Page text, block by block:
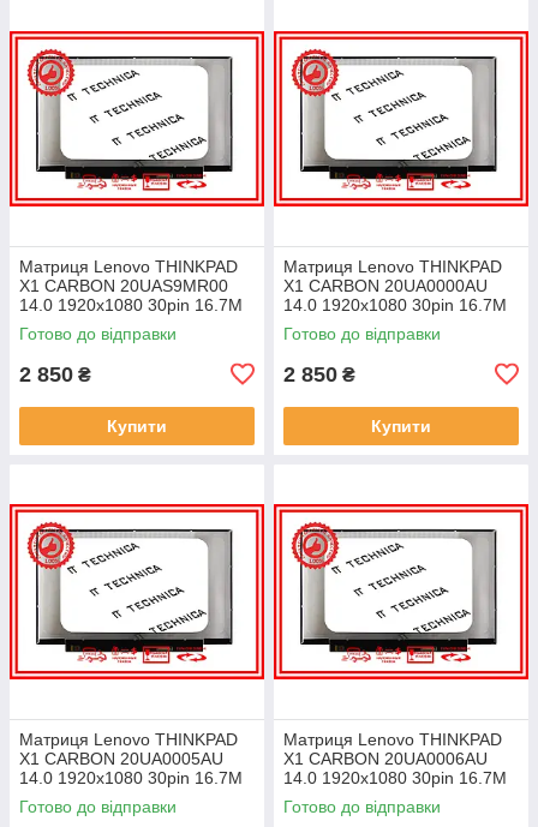
Матриця Lenovo THINKPAD
X1 CARBON 20UAS9MR00
14.0 1920x1080 30pin 16.7M
45% NTSC 300 cd/m² для
ноутбука
Готово до відправки
2 850 ₴
Купити
Матриця Lenovo THINKPAD
X1 CARBON 20UA0000AU
14.0 1920x1080 30pin 16.7M
45% NTSC 300 cd/m² для
ноутбука
Готово до відправки
2 850 ₴
Купити
Матриця Lenovo THINKPAD
X1 CARBON 20UA0005AU
14.0 1920x1080 30pin 16.7M
45% NTSC 300 cd/m² для
ноутбука
Готово до відправки
Матриця Lenovo THINKPAD
X1 CARBON 20UA0006AU
14.0 1920x1080 30pin 16.7M
45% NTSC 300 cd/m² для
ноутбука
Готово до відправки